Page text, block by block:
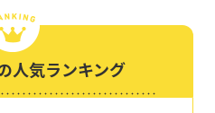
人気ランキング